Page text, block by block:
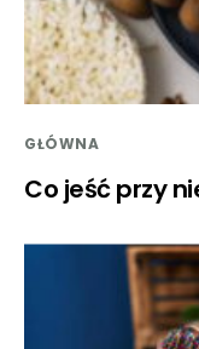
GŁÓWNA
Co jeść przy